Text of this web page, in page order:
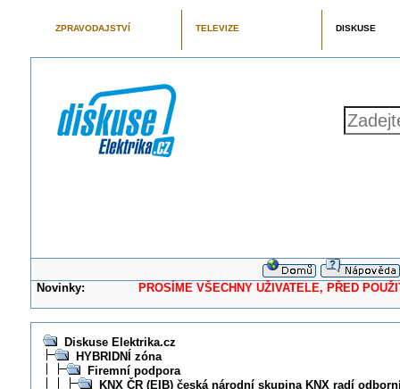
ZPRAVODAJSTVÍ TELEVIZE DISKUSE
Novinky: PROSÍME VŠECHNY UŽIVATELE, PŘED
Diskuse Elektrika.cz
HYBRIDNÍ zóna
Firemní podpora
KNX ČR (EIB) česká národní skupina KNX radí